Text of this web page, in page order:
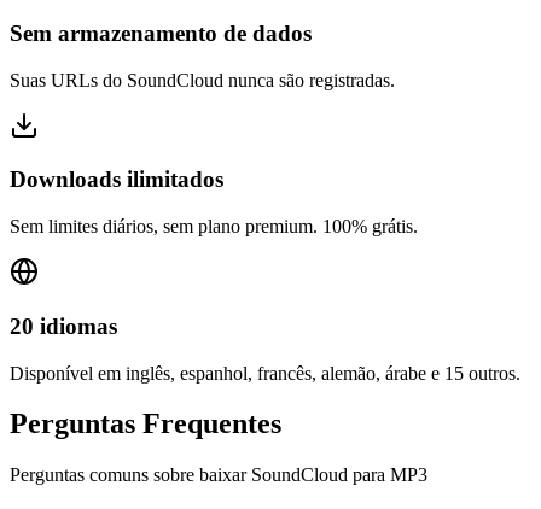
Sem armazenamento de dados
Suas URLs do SoundCloud nunca são registradas.
Downloads ilimitados
Sem limites diários, sem plano premium. 100% grátis.
20 idiomas
Disponível em inglês, espanhol, francês, alemão, árabe e 15 outros.
Perguntas Frequentes
Perguntas comuns sobre baixar SoundCloud para MP3